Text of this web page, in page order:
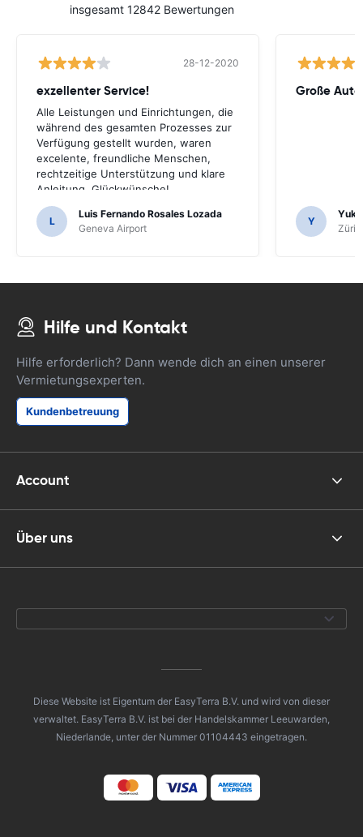
insgesamt 12842 Bewertungen
28-12-2020
exzellenter Service!
Alle Leistungen und Einrichtungen, die
während des gesamten Prozesses zur
Verfügung gestellt wurden, waren
excelente, freundliche Menschen,
rechtzeitige Unterstützung und klare
Anleitung. Glückwünsche!
L
Luis Fernando Rosales Lozada
Geneva Airport
Große
Y
Yuk
Hilfe und Kontakt
Hilfe erforderlich? Dann wende dich an einen unserer
Vermietungsexperten.
Kundenbetreuung
Account
Über uns
Diese Website ist Eigentum der EasyTerra B.V. und wird von dieser
verwaltet. EasyTerra B.V. ist bei der Handelskammer Leeuwarden,
Niederlande, unter der Nummer 01104443 eingetragen.